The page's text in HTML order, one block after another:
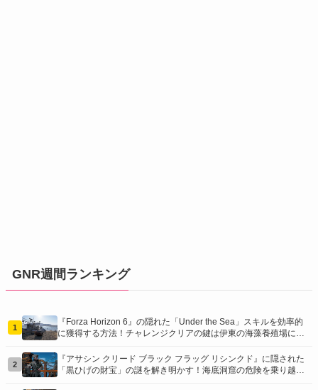
GNR週間ランキング
1
『Forza Horizon 6』の隠れた「Under the Sea」スキルを効率的
に獲得する方法！チャレンジクリアの鍵は伊東の海藻養殖場にあ
2
『アサシン クリード ブラック フラッグ リシンクド』に隠された
「黒ひげの財宝」の謎を解き明かす！海底洞窟の危険を乗り越